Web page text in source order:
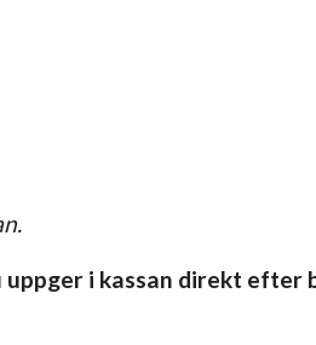
i kassan direkt